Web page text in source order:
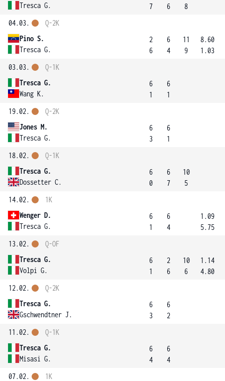
Tresca G.
7
6
8
04.03.
Pino S.
Tresca G.
Q-2K
2
6
6
4
11
9
8.60
1.03
03.03.
Tresca G.
Wang K.
Q-1K
6
1
6
1
19.02.
Jones M.
Tresca G.
Q-2K
6
3
6
1
18.02.
Tresca G.
Dossetter C.
Q-1K
6
0
6
7
10
5
14.02.
Wenger D.
Tresca G.
1K
6
1
6
4
1.09
5.75
13.02.
Tresca G.
Volpi G.
Q-OF
6
1
2
6
10
6
1.14
4.80
12.02.
Tresca G.
Gschwendtner J.
Q-2K
6
3
6
2
11.02.
Tresca G.
Misasi G.
Q-1K
6
4
6
4
07.02.
1K